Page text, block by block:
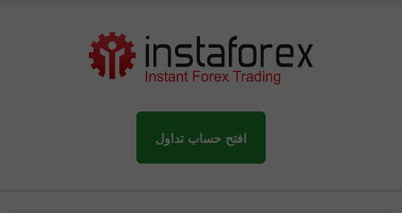
افتح حساب تداول